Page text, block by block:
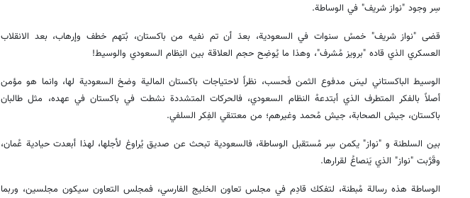
سِر وجود "نواز شريف" في الوساطة.
قضى "نواز شريف" خمسُ سنوات في السعودية، بعدَ أن تم نفيه من باكستان، بُتهم خطف وإرهاب، بعد الانقلاب
العسكري الذي قاده "برويز مُشرف"، وهذا ما يُوضِح حجم العلاقة بين النِظام السعودي والوسيط!
الوسيط الباكستاني ليسَ مدفوع الثمن فَحسب، نظراً لاحتياجات باكستان المالية وضخ السعودية لها، وانما هو مؤمن
أصلاً بالفكر المتطرف الذي أبتدعهُ النظام السعودي، فالحركات المتشددة نشطت في باكستان في عهده، مثل طالبان
باكستان، جيش الصحابة، جيش مُحمد وغيرهم؛ من معتنقي الفِكر السلفي.
بين السلطنة و "نواز" يكمن سِر مُستقبل الوساطة، فالسعودية تبحث عن صديق يُراوغ لأجلها، لهذا أبعدت حيادية عُمان،
وقَرَّبت "نواز" الذي يَنصاعُ لقرارها.
الوساطة هذه رسالة مُبطنة، لتفكك قادِم في مجلس تعاون الخليج الفارسي، فمجلس التعاون سيكون مجلسين، وربما